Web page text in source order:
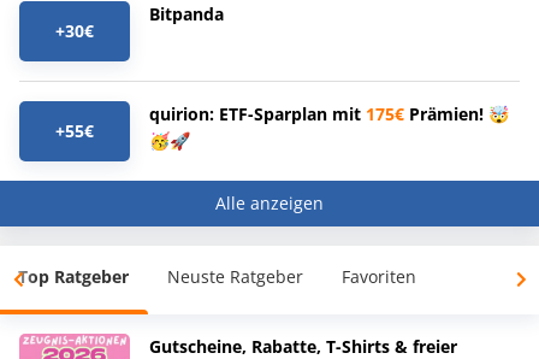
+30€
Bitpanda
+55€
quirion: ETF-Sparplan mit 175€ Prämien! 🤯
🥳🚀
Alle anzeigen
Top Ratgeber Neuste Ratgeber Favoriten
Gutscheine, Rabatte, T-Shirts & freier